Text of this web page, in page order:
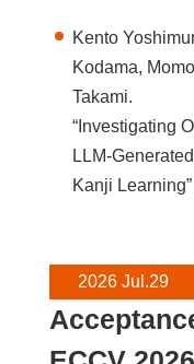
Kento
Kodama,
Takami.
“Investigating
LLM-
Kanji Learning”
2026 Jul.29